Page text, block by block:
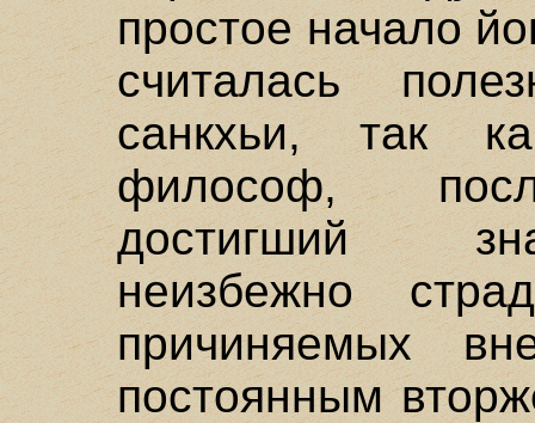
простое начало
считалась
санкхьи, так
философ,
достигший
неизбежно
причиняемых
постоянным